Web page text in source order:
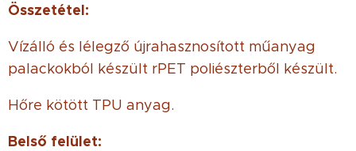
Összetétel:
Vízálló és lélegző újrahasznosított műanyag
palackokból készült rPET poliészterből készült.
Hőre kötött TPU anyag.
Belső felület: